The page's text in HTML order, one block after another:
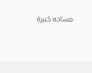
مساحه كبيرة